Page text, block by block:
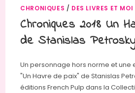
CHRONIQUES / DES LIVRES ET MOI
Chroniques 2018 Un
de Stanislas
Un personnage hors norme et une
"Un Havre de paix" de Stanislas
éditions French Pulp dans la